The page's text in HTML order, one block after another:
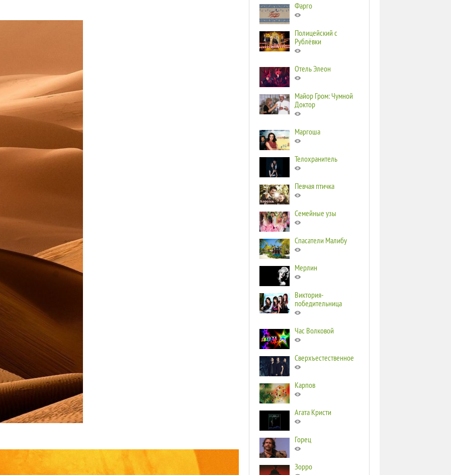
Фарго
Полицейский с
Рублёвки
Отель Элеон
Майор Гром: Чумной
Доктор
Маргоша
Телохранитель
Певчая птичка
Семейные узы
Спасатели Малибу
Мерлин
Виктория-
победительница
Час Волковой
Сверхъестественное
Карпов
Агата Кристи
Горец
Зорро